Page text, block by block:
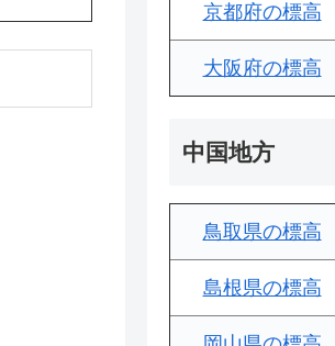
京都府の標高
大阪府の標高
中国地方
鳥取県の標高
島根県の標高